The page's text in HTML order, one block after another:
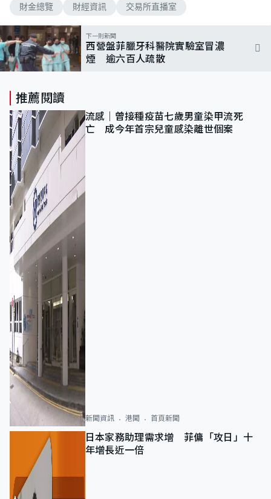
財金總覽 財經資訊 交易所直播室
下一則新聞
西營盤菲臘牙科醫院實驗室冒濃
煙 逾六百人疏散
推薦閱讀
流感｜曾接種疫苗七歲男童染甲流死
亡 成今年首宗兒童感染離世個案
新聞資訊 港聞 首頁新聞
日本家務助理需求增 菲傭「攻日」十
年增長近一倍